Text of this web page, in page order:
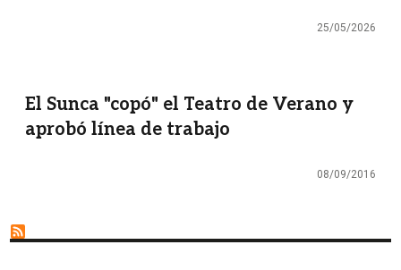
25/05/2026
El Sunca "copó" el Teatro de Verano y
aprobó línea de trabajo
08/09/2016